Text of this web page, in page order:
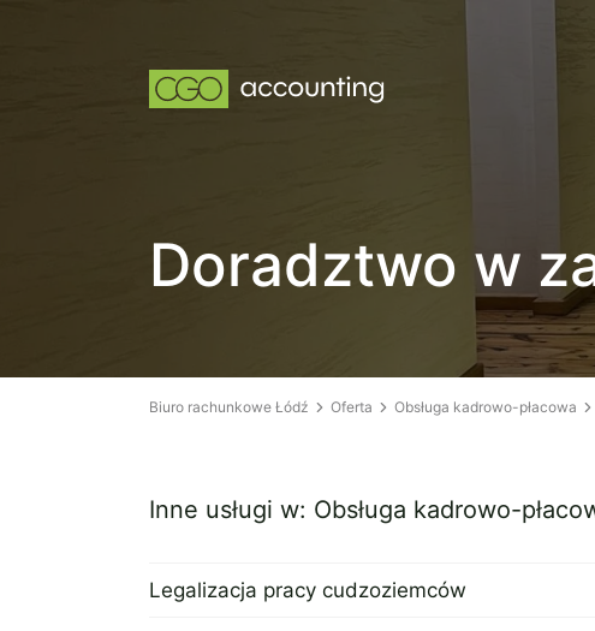
Doradztwo w
Biuro rachunkowe Łódź Oferta Obsługa kadrowo-płacowa
Inne usługi w: Obsługa kadrowo-
Legalizacja pracy cudzoziemców